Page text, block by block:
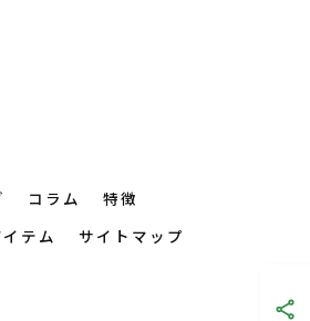
コラム
特徴
テム サイトマップ